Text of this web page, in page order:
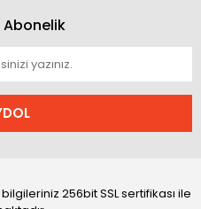
Abonelik
256bit SSL sertifikası ile